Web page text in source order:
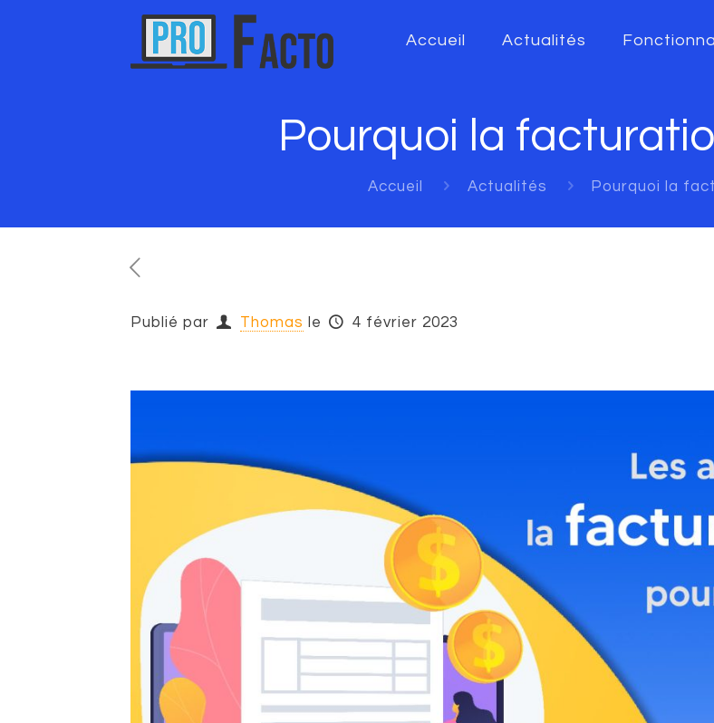
Accueil Actualités
Pourquoi la
Accueil Actualités Pourquoi la
Publié par Thomas le 4 février 2023